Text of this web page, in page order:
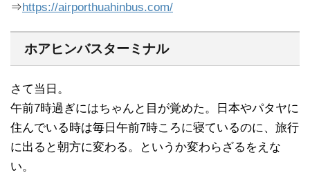
⇒https://airporthuahinbus.com/
ホアヒンバスターミナル
さて当日。
午前7時過ぎにはちゃんと目が覚めた。日本やパタヤに
住んでいる時は毎日午前7時ころに寝ているのに、旅行
に出ると朝方に変わる。というか変わらざるをえな
い。